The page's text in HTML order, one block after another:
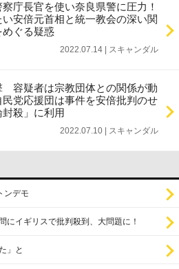
庁長官を使い奈良県警に圧力！
い安倍元首相と統一教会の深い関
ぐる疑惑
2022.07.14 | スキャンダル
容疑者は宗教団体との関係が動
党応援団は事件を安倍批判のせ
殺」に利用
2022.07.10 | スキャンダル
ンデモ
にイギリスで批判殺到、大問題に！
」と